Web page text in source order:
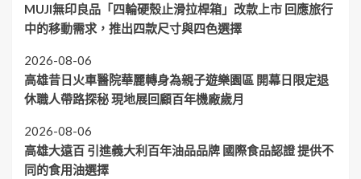
MUJI無印良品「四輪硬殼止滑拉桿箱」改款上市 回應旅行
中的移動需求，推出四款尺寸與四色選擇
2026-08-06
高雄昔日火車醫院華麗轉身為親子遊樂園區 開幕日限定退
休職人帶路探秘 現地展回顧百年機廠歲月
2026-08-06
高雄大遠百 引進義大利百年油品品牌 國際食品認證 提供不
同的食用油選擇